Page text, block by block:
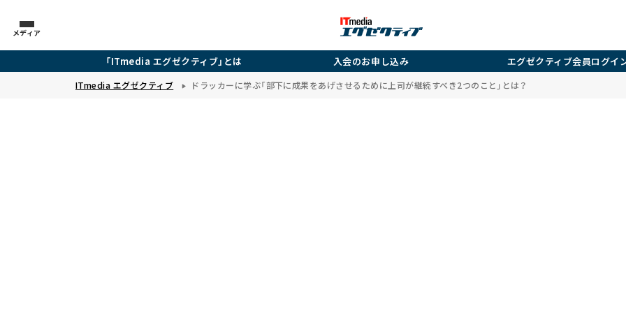
メディア
「ITmedia エグゼクティブ」とは 入会のお申し込み エグゼクティブ会員ログイ
ITmedia エグゼクティブ ドラッカーに学ぶ「部下に成果をあげさせるために上司が継続すべき2つのこと」とは？